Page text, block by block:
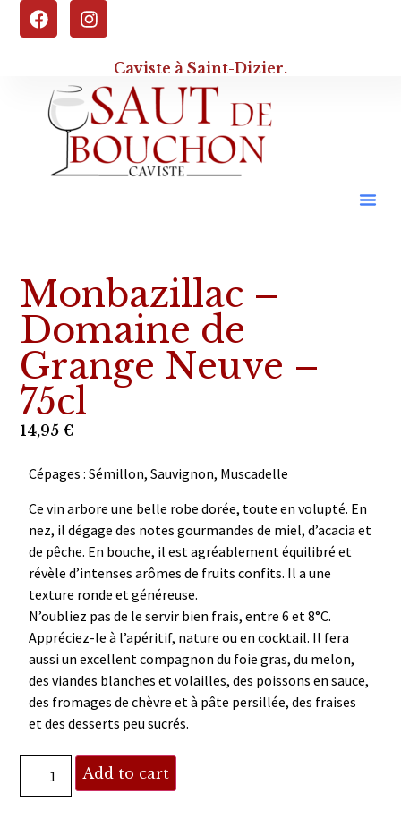
Caviste à Saint-Dizier.
Monbazillac –
Domaine de
Grange Neuve –
75cl
14,95 €
Cépages : Sémillon, Sauvignon, Muscadelle
Ce vin arbore une belle robe dorée, toute en volupté. En
nez, il dégage des notes gourmandes de miel, d’acacia et
de pêche. En bouche, il est agréablement équilibré et
révèle d’intenses arômes de fruits confits. Il a une
texture ronde et généreuse.
N’oubliez pas de le servir bien frais, entre 6 et 8°C.
Appréciez-le à l’apéritif, nature ou en cocktail. Il fera
aussi un excellent compagnon du foie gras, du melon,
des viandes blanches et volailles, des poissons en sauce,
des fromages de chèvre et à pâte persillée, des fraises
et des desserts peu sucrés.
Add to cart